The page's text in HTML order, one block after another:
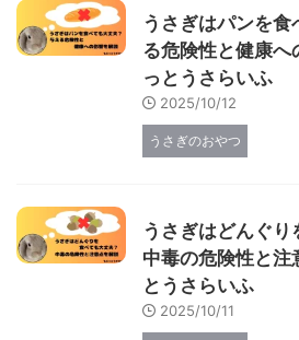
うさぎはパンを食
る危険性と健康
っとうさらいふ
2025/10/12
うさぎのおやつ
うさぎはどんぐり
中毒の危険性と注
とうさらいふ
2025/10/11